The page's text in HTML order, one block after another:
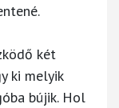
két
ki melyik
bújik. Hol